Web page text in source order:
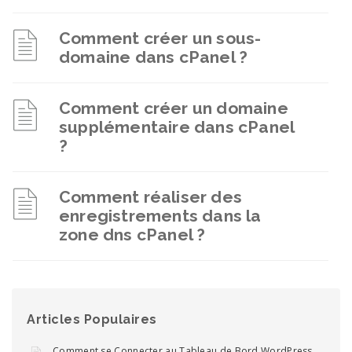
Comment créer un sous-
domaine dans cPanel ?
Comment créer un domaine
supplémentaire dans cPanel
?
Comment réaliser des
enregistrements dans la
zone dns cPanel ?
Articles Populaires